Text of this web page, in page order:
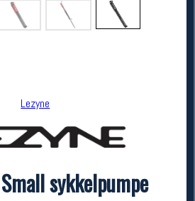
Lezyne
sykkelpumpe
Lezyne
kr 399